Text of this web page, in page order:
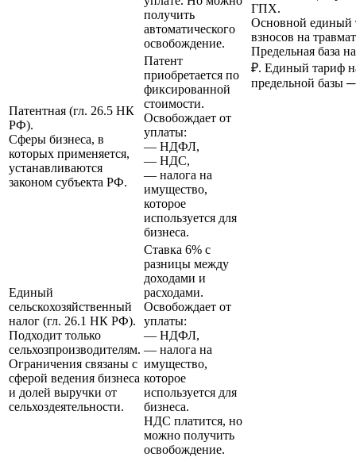
ГПХ.
Основной единый
взносов на
Предельная база
₽. Единый тариф
предельной базы
получить
автоматического
освобождение.
Патентная (гл. 26.5 НК
РФ).
Сферы бизнеса, в
которых применяется,
устанавливаются
законом субъекта РФ.
Патент
приобретается по
фиксированной
стоимости.
Освобождает от
уплаты:
— НДФЛ,
— НДС,
— налога на
имущество,
которое
используется для
бизнеса.
Единый
сельскохозяйственный
налог (гл. 26.1 НК РФ).
Подходит только
сельхозпроизводителям.
Ограничения связаны с
сферой ведения бизнеса
и долей выручки от
сельхоздеятельности.
Ставка 6% с
разницы между
доходами и
расходами.
Освобождает от
уплаты:
— НДФЛ,
— налога на
имущество,
которое
используется для
бизнеса.
НДС платится, но
можно получить
освобождение.